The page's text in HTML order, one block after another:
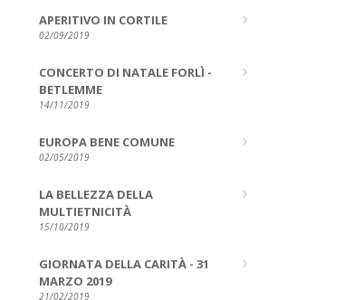
APERITIVO IN CORTILE
02/09/2019
CONCERTO DI NATALE FORLÌ -
BETLEMME
14/11/2019
EUROPA BENE COMUNE
02/05/2019
LA BELLEZZA DELLA
MULTIETNICITÀ
15/10/2019
GIORNATA DELLA CARITÀ - 31
MARZO 2019
21/02/2019